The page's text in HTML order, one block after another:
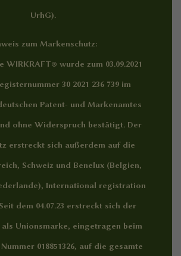
UrhG).
zum Markenschutz:
WIRKRAFT® wurde zum 03.09.2021
30 2021 236 739 im
Patent- und Markenamtes
ohne Widerspruch bestätigt. Der
erstreckt sich außerdem auf die
Schweiz und Benelux (Belgien,
International registration
Seit dem 04.07.23 erstreckt sich der
Unionsmarke, eingetragen beim
018851326, auf die gesamte